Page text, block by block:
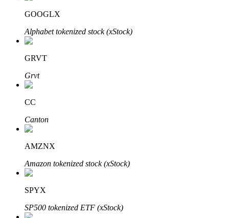
Узнайте о пассивном доходе
Bitrue
Bitrue Партнеры
GOOGLX
Alphabet tokenized stock (xStock)
GRVT
Grvt
CC
Canton
AMZNX
Amazon tokenized stock (xStock)
SPYX
SP500 tokenized ETF (xStock)